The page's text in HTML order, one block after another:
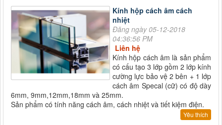
Kính hộp cách âm cách
nhiệt
Đăng ngày 05-12-2018
04:36:56 PM
Liên hệ
Kính hộp cách âm là sản phẩm
có cấu tạo 3 lớp gồm 2 lớp kính
cường lực bảo vệ 2 bên + 1 lớp
cách âm Specal (cữ) có độ dày
6mm, 9mm,12mm,18mm và 25mm.
Sản phẩm có tính năng cách âm, cách nhiệt và tiết kiệm điện.
Yêu thích